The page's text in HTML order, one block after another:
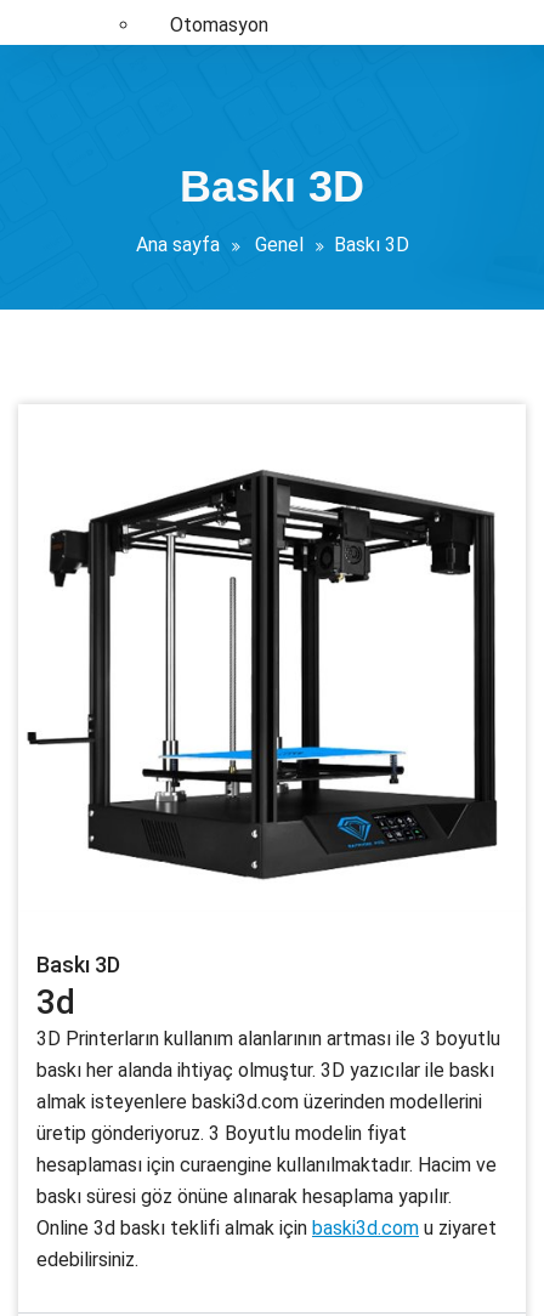
Otomasyon
Baskı 3D
Ana sayfa Genel Baskı 3D
Baskı 3D
3d
3D Printerların kullanım alanlarının artması ile 3 boyutlu
baskı her alanda ihtiyaç olmuştur. 3D yazıcılar ile baskı
almak isteyenlere baski3d.com üzerinden modellerini
üretip gönderiyoruz. 3 Boyutlu modelin fiyat
hesaplaması için curaengine kullanılmaktadır. Hacim ve
baskı süresi göz önüne alınarak hesaplama yapılır.
Online 3d baskı teklifi almak için baski3d.com u ziyaret
edebilirsiniz.